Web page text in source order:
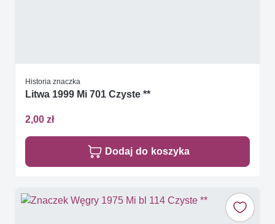
Historia znaczka
Litwa 1999 Mi 701 Czyste **
2,00 zł
Dodaj do koszyka